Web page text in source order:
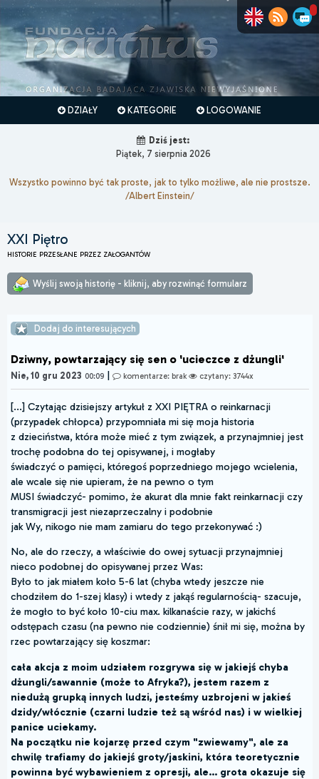
DZIAŁY KATEGORIE LOGOWANIE
Dziś jest:
Piątek, 7 sierpnia 2026
Wszystko powinno być tak proste, jak to tylko możliwe, ale nie prostsze.
/Albert Einstein/
XXI Piętro
HISTORIE PRZESŁANE PRZEZ ZAŁOGANTÓW
Wyślij swoją historię - kliknij, aby rozwinąć formularz
Dodaj do interesujących
Dziwny, powtarzający się sen o 'ucieczce z dżungli'
Nie, 10 gru 2023 00:09 komentarze: brak czytany: 3744x
[...] Czytając dzisiejszy artykuł z XXI PIĘTRA o reinkarnacji
(przypadek chłopca) przypomniała mi się moja historia
z dzieciństwa, która może mieć z tym związek, a przynajmniej jest
trochę podobna do tej opisywanej, i mogłaby
świadczyć o pamięci, któregoś poprzedniego mojego wcielenia,
ale wcale się nie upieram, że na pewno o tym
MUSI świadczyć- pomimo, że akurat dla mnie fakt reinkarnacji czy
transmigracji jest niezaprzeczalny i podobnie
jak Wy, nikogo nie mam zamiaru do tego przekonywać :)
No, ale do rzeczy, a właściwie do owej sytuacji przynajmniej
nieco podobnej do opisywanej przez Was:
Było to jak miałem koło 5-6 lat (chyba wtedy jeszcze nie
chodziłem do 1-szej klasy) i wtedy z jakąś regularnością- szacuje,
że mogło to być koło 10-ciu max. kilkanaście razy, w jakichś
odstępach czasu (na pewno nie codziennie) śnił mi się, można by
rzec powtarzający się koszmar:
cała akcja z moim udziałem rozgrywa się w jakiejś chyba
dżungli/sawannie (może to Afryka?), jestem razem z
niedużą grupką innych ludzi, jesteśmy uzbrojeni w jakieś
dzidy/włócznie (czarni ludzie też są wśród nas) i w wielkiej
panice uciekamy.
Na początku nie kojarzę przed czym "zwiewamy", ale za
chwilę trafiamy do jakiejś groty/jaskini, która teoretycznie
powinna być wybawieniem z opresji, ale... grota okazuje się